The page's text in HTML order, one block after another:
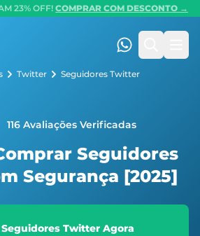
23% OFF! COMPRAR COM DESCONTO →
(47) 99247-
Twitter Seguidores Twitter
116 Avaliações Verificadas
Seguidores
Segurança [2025]
Twitter Agora